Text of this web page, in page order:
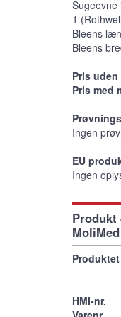
Sugeevne
1
Bleens
Bleens
Pris uden
Pris med
Ingen
EU
Ingen
Produkt
HMI-nr.